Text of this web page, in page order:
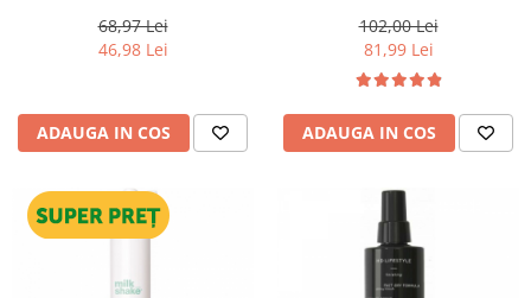
68,97 Lei
46,98 Lei
ADAUGA IN COS
102,00 Lei
81,99 Lei
ADAUGA IN COS